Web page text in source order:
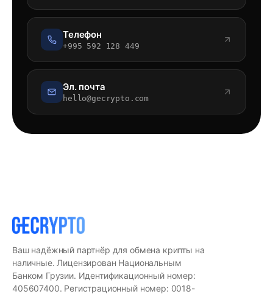
Телефон
+995 592 128 449
Эл. почта
hello@gecrypto.com
Ваш надёжный партнёр для обмена крипты на
наличные. Лицензирован Национальным
Банком Грузии. Идентификационный номер:
405607400. Регистрационный номер: 0018-